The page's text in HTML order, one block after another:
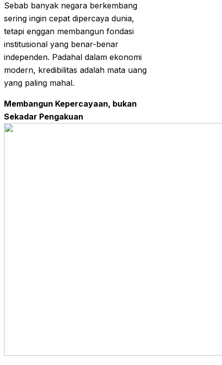
Sebab banyak negara berkembang
sering ingin cepat dipercaya dunia,
tetapi enggan membangun fondasi
institusional yang benar-benar
independen. Padahal dalam ekonomi
modern, kredibilitas adalah mata uang
yang paling mahal.
Membangun Kepercayaan, bukan
Sekadar Pengakuan